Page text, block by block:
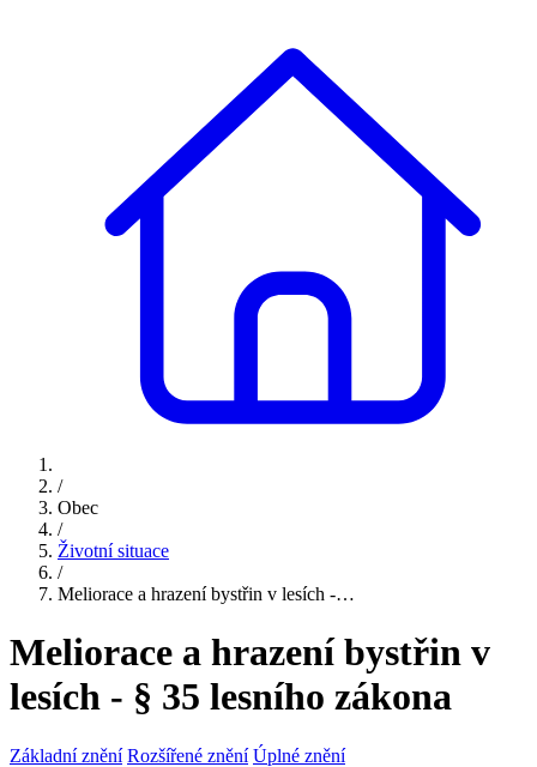
/
Obec
/
Životní situace
/
Meliorace a hrazení bystřin v lesích -…
Meliorace a hrazení bystřin v
lesích - § 35 lesního zákona
Základní znění Rozšířené znění Úplné znění